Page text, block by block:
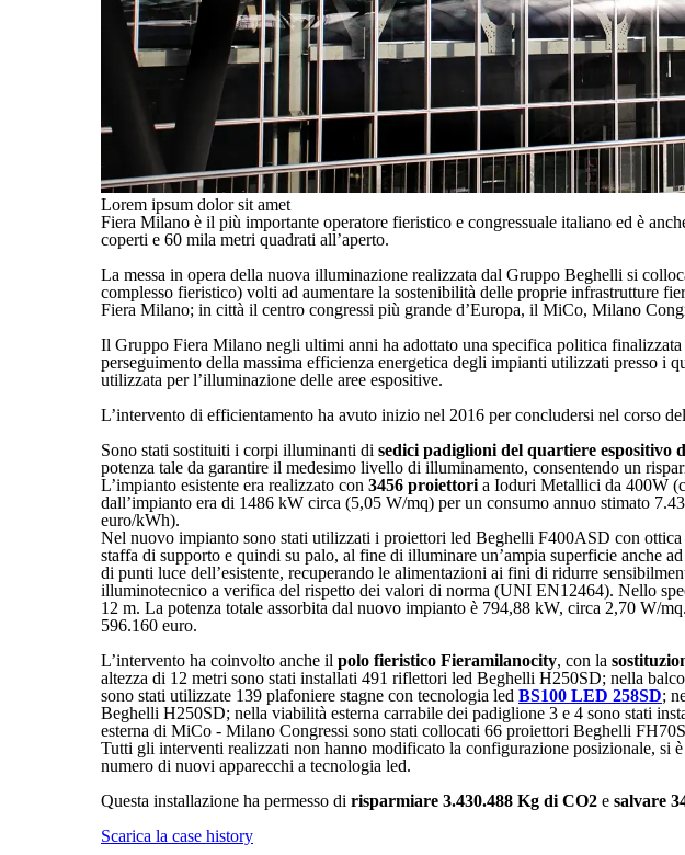
Lorem ipsum dolor sit amet
Fiera Milano è il più importante operatore fieristico e congressuale italiano ed è
coperti e 60 mila metri quadrati all’aperto.
La messa in opera della nuova illuminazione realizzata dal Gruppo Beghelli si
complesso fieristico) volti ad aumentare la sostenibilità delle proprie infrastrutture
Fiera Milano; in città il centro congressi più grande d’Europa, il MiCo, Milano
Il Gruppo Fiera Milano negli ultimi anni ha adottato una specifica politica
perseguimento della massima efficienza energetica degli impianti utilizzati presso
utilizzata per l’illuminazione delle aree espositive.
L’intervento di efficientamento ha avuto inizio nel 2016 per concludersi nel corso
Sono stati sostituiti i corpi illuminanti di sedici padiglioni del quartiere espositivo
potenza tale da garantire il medesimo livello di illuminamento, consentendo un
L’impianto esistente era realizzato con 3456 proiettori a Ioduri Metallici da 400W
dall’impianto era di 1486 kW circa (5,05 W/mq) per un consumo annuo stimato
euro/kWh).
Nel nuovo impianto sono stati utilizzati i proiettori led Beghelli F400ASD con
staffa di supporto e quindi su palo, al fine di illuminare un’ampia superficie anche
di punti luce dell’esistente, recuperando le alimentazioni ai fini di ridurre
illuminotecnico a verifica del rispetto dei valori di norma (UNI EN12464). Nello
12 m. La potenza totale assorbita dal nuovo impianto è 794,88 kW, circa 2,70 W/
596.160 euro.
L’intervento ha coinvolto anche il polo fieristico Fieramilanocity, con la
altezza di 12 metri sono stati installati 491 riflettori led Beghelli H250SD; nella
sono stati utilizzate 139 plafoniere stagne con tecnologia led BS100 LED 258SD;
Beghelli H250SD; nella viabilità esterna carrabile dei padiglione 3 e 4 sono stati
esterna di MiCo - Milano Congressi sono stati collocati 66 proiettori Beghelli
Tutti gli interventi realizzati non hanno modificato la configurazione posizionale, si
numero di nuovi apparecchi a tecnologia led.
Questa installazione ha permesso di risparmiare 3.430.488 Kg di CO2 e salvare
Scarica la case history